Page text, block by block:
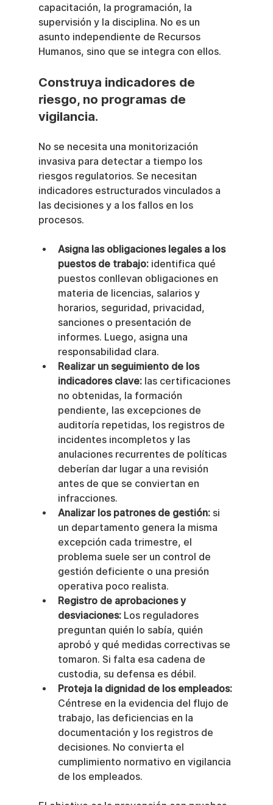
capacitación, la programación, la
supervisión y la disciplina. No es un
asunto independiente de Recursos
Humanos, sino que se integra con ellos.
Construya indicadores de
riesgo, no programas de
vigilancia.
No se necesita una monitorización
invasiva para detectar a tiempo los
riesgos regulatorios. Se necesitan
indicadores estructurados vinculados a
las decisiones y a los fallos en los
procesos.
Asigna las obligaciones legales a los
puestos de trabajo: identifica qué
puestos conllevan obligaciones en
materia de licencias, salarios y
horarios, seguridad, privacidad,
sanciones o presentación de
informes. Luego, asigna una
responsabilidad clara.
Realizar un seguimiento de los
indicadores clave: las certificaciones
no obtenidas, la formación
pendiente, las excepciones de
auditoría repetidas, los registros de
incidentes incompletos y las
anulaciones recurrentes de políticas
deberían dar lugar a una revisión
antes de que se conviertan en
infracciones.
Analizar los patrones de gestión: si
un departamento genera la misma
excepción cada trimestre, el
problema suele ser un control de
gestión deficiente o una presión
operativa poco realista.
Registro de aprobaciones y
desviaciones: Los reguladores
preguntan quién lo sabía, quién
aprobó y qué medidas correctivas se
tomaron. Si falta esa cadena de
custodia, su defensa es débil.
Proteja la dignidad de los empleados:
Céntrese en la evidencia del flujo de
trabajo, las deficiencias en la
documentación y los registros de
decisiones. No convierta el
cumplimiento normativo en vigilancia
de los empleados.